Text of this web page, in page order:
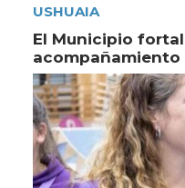
USHUAIA
El Municipio